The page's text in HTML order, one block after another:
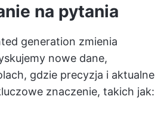
na pytania
generation zmienia
nowe dane,
gdzie precyzja i aktualne
znaczenie, takich jak: